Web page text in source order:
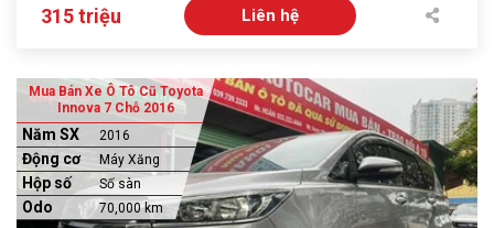
315 triệu Liên hệ
Mua Bán Xe Ô Tô Cũ Toyota
Innova 7 Chỗ 2016
Năm SX 2016
Động cơ Máy Xăng
Hộp số Số sàn
Odo 70,000 km